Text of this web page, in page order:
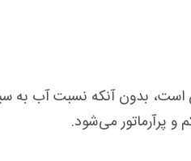
است، بدون آنکه نسبت آب
پرآرماتور می‌شود.